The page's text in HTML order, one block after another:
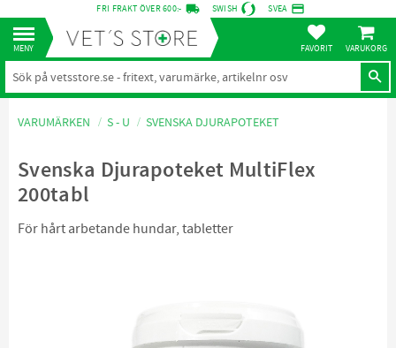
Meny
FRI FRAKT ÖVER 600:- local_shipping SWISH SVEA credit_card
FAVORITER
VARUMÄRKEN S - U SVENSKA DJURAPOTEKET
Svenska Djurapoteket MultiFlex
200tabl
För hårt arbetande hundar, tabletter